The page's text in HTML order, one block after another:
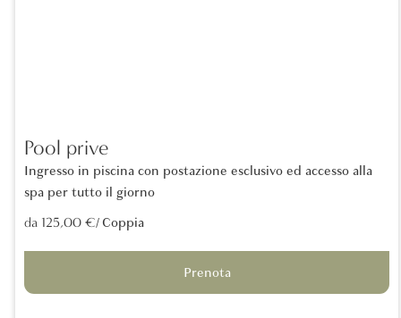
Pool prive
Ingresso in piscina con postazione esclusivo ed accesso alla
spa per tutto il giorno
da 125,00 €/ Coppia
Prenota